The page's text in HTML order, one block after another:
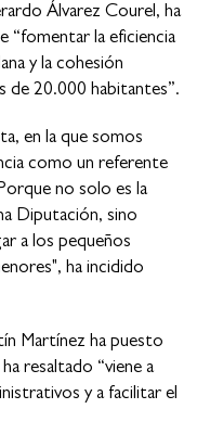
Álvarez Courel, ha
“fomentar la eficiencia
y la cohesión
de 20.000 habitantes”.
en la que somos
como un referente
no solo es la
Diputación, sino
a los pequeños
ha incidido
Martínez ha puesto
resaltado “viene a
y a facilitar el